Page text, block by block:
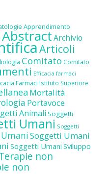
Apprendimento
Archivio
Articoli
Comitato Comitato
Efficacia farmaci
Farmaci Istituto Superiore
Mortalità
Portavoce
Animali Soggetti
Umani Soggetti
Soggetti Umani
Soggetti Umani Sviluppo
non
non